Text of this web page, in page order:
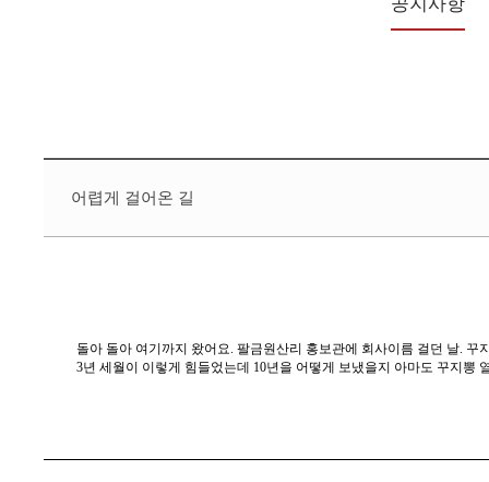
어렵게 걸어온 길
돌아 돌아 여기까지 왔어요. 팔금원산리 홍보관에 회사이름 걸던 날.
3년 세월이 이렇게 힘들었는데 10년을 어떻게 보냈을지 아마도 꾸지